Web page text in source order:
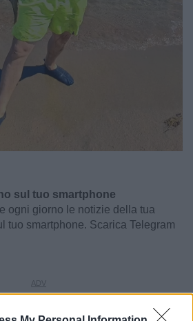
sul tuo smartphone
ogni giorno le notizie della tua
tuo smartphone. Scarica Telegram